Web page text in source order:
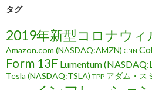
タグ
2019年新型コロナウィ
Amazon.com (NASDAQ:AMZN) CNN
Form 13F Lumentum
Tesla (NASDAQ:TSLA) TPP アダム・ス